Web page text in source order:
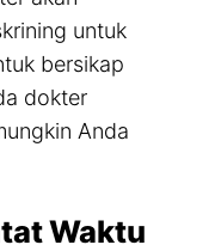
untuk
bersikap
dokter
Anda
Waktu